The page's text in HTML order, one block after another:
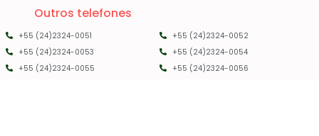
Outros telefones
+55 (24)2324-0051
+55 (24)2324-0052
+55 (24)2324-0053
+55 (24)2324-0054
+55 (24)2324-0055
+55 (24)2324-0056